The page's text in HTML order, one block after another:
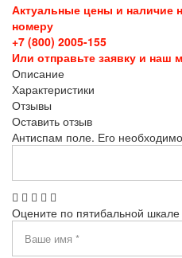
Актуальные цены и наличие
номеру
+7 (800) 2005-155
Или отправьте заявку и наш
Описание
Характеристики
Отзывы
Оставить отзыв
Антиспам поле. Его
Оцените по пятибальной шкале